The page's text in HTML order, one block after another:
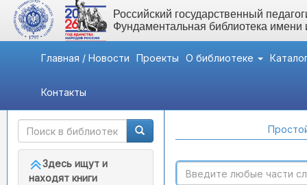
Российский государственный
Фундаментальная библиотека
Главная / Новости Проекты О библиотеке
Контакты
Быстрый доступ
Здесь ищут и
находят книги